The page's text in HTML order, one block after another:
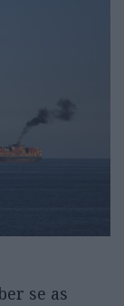
se as